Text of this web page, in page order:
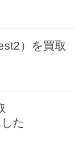
）を買取
た